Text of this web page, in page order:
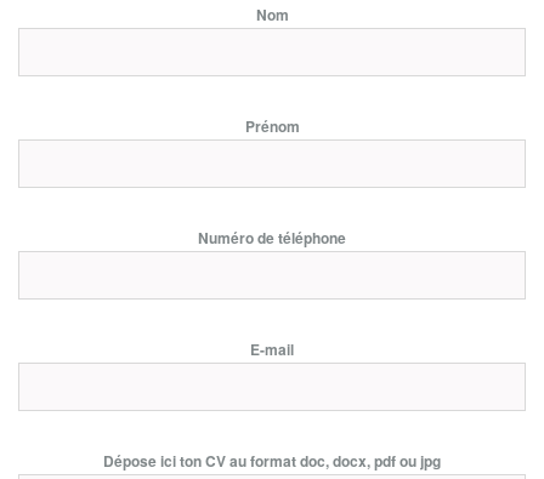
Nom
Prénom
Numéro de téléphone
E-mail
Dépose ici ton CV au format doc, docx, pdf ou jpg